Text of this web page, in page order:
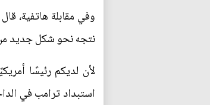
وفي مقابلة هاتفية،
نتجه نحو شكل جديد
لأن لديكم رئيسًا
استبداد ترامب في